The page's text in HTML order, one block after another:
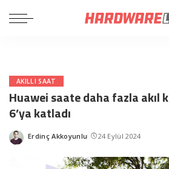
AKILLI SAAT
Huawei saate daha fazla akıl
6’ya katladı
Posted
Erdinç Akkoyunlu 24 Eylül 2024